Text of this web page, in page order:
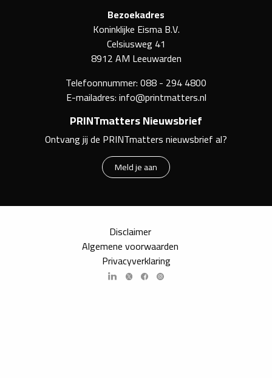
Bezoekadres
Koninklijke Eisma B.V.
Celsiusweg 41
8912 AM Leeuwarden
Telefoonnummer:088 - 294 4800
E-mailadres:info@printmatters.nl
PRINTmatters Nieuwsbrief
Ontvang jij de PRINTmatters nieuwsbrief al?
Meld je aan
Disclaimer
Algemene voorwaarden
Privacyverklaring